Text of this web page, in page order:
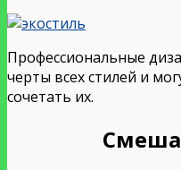
Профессиональные
черты всех стилей и
сочетать их.